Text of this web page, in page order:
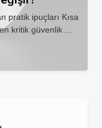
pratik ipuçları Kısa
kritik güvenlik ...